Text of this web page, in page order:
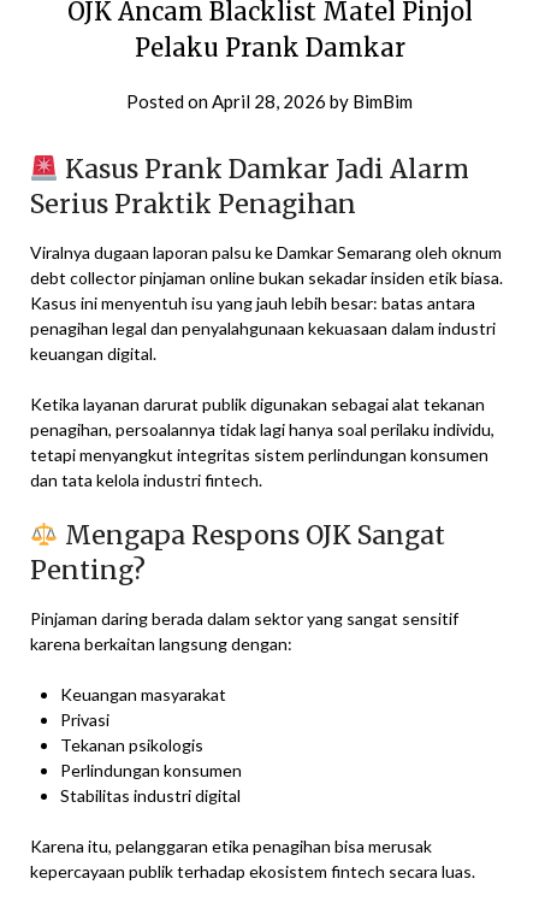
OJK Ancam Blacklist Matel Pinjol
Pelaku Prank Damkar
Posted onApril 28, 2026 by BimBim
Kasus Prank Damkar Jadi Alarm
Serius Praktik Penagihan
Viralnya dugaan laporan palsu ke Damkar Semarang oleh oknum
debt collector pinjaman online bukan sekadar insiden etik biasa.
Kasus ini menyentuh isu yang jauh lebih besar: batas antara
penagihan legal dan penyalahgunaan kekuasaan dalam industri
keuangan digital.
Ketika layanan darurat publik digunakan sebagai alat tekanan
penagihan, persoalannya tidak lagi hanya soal perilaku individu,
tetapi menyangkut integritas sistem perlindungan konsumen
dan tata kelola industri fintech.
Mengapa Respons OJK Sangat
Penting?
Pinjaman daring berada dalam sektor yang sangat sensitif
karena berkaitan langsung dengan:
Keuangan masyarakat
Privasi
Tekanan psikologis
Perlindungan konsumen
Stabilitas industri digital
Karena itu, pelanggaran etika penagihan bisa merusak
kepercayaan publik terhadap ekosistem fintech secara luas.